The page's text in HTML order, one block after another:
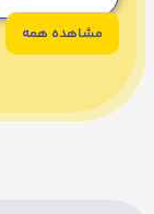
مشاهده همه